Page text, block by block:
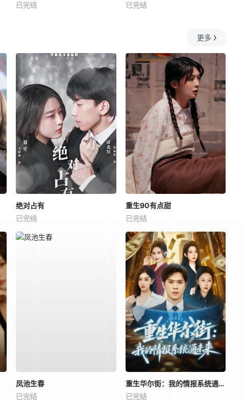
已完结
已完结
更多
绝对占有
已完结
重生90有点甜
已完结
凤池生春
已完结
重生华尔街：我的情报系统通未来
已完结